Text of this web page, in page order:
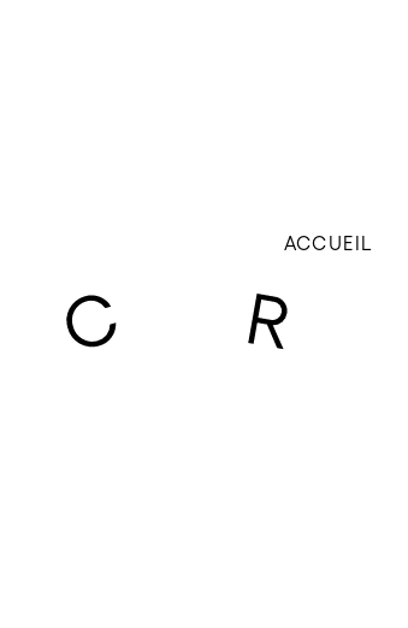
ACCUEIL